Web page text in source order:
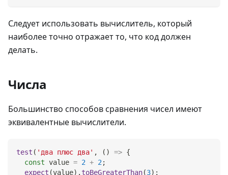
Следует использовать вычислитель, который
наиболее точно отражает то, что код должен
делать.
Числа
Большинство способов сравнения чисел имеют
эквивалентные вычислители.
test ( 'два плюс два' , ( ) => {
const value = 2 + 2;
expect (value) . toBeGreaterThan(3) ;